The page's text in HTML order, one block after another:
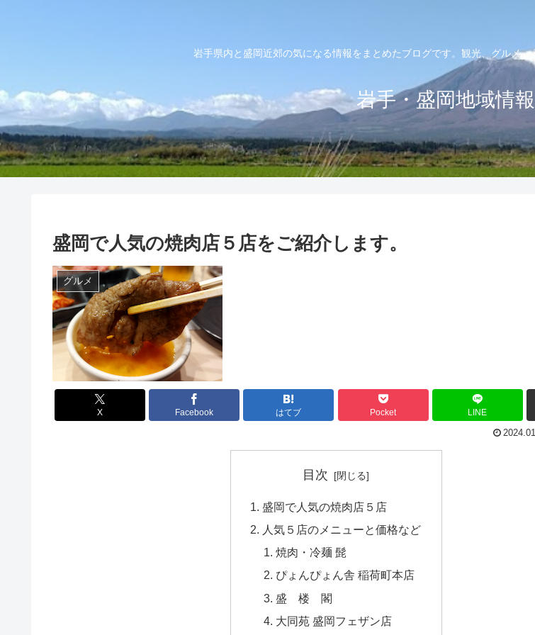
岩手県内と盛岡近郊の気になる情報をまとめたブログです。観光、グルメ
岩手・盛岡地域情
盛岡で人気の焼肉店５店をご紹介します。
グルメ
X Facebook はてブ Pocket LINE
目次
盛岡で人気の焼肉店５店
人気５店のメニューと価格など
焼肉・冷麺 髭
ぴょんぴょん舎 稲荷町本店
盛 楼 閣
大同苑 盛岡フェザン店